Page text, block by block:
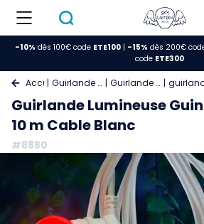
-10% dès 100€ code ETE100| -15% dès 200€
code ETE300
Accueil Guirlande Lumineuse Guirlande Guinguette
Guirlande Lumineuse
10 m Cable Blanc
#8880